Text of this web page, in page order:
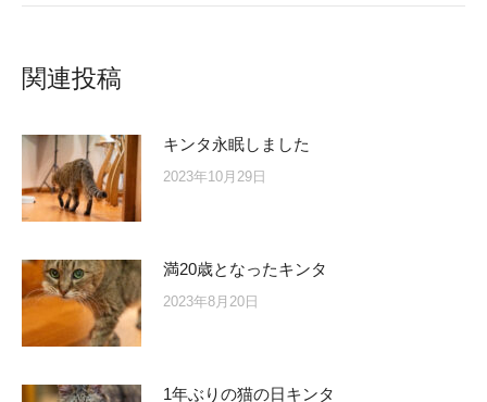
関連投稿
キンタ永眠しました
2023年10月29日
満20歳となったキンタ
2023年8月20日
1年ぶりの猫の日キンタ